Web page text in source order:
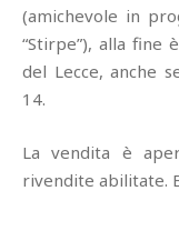
(amichevole in
“Stirpe”), alla fine
del Lecce, anche
14.
La vendita è
rivendite abilitate.